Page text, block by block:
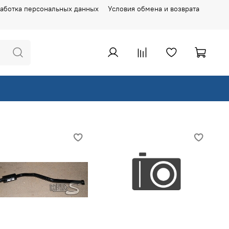
персональных данных Условия обмена и возврата